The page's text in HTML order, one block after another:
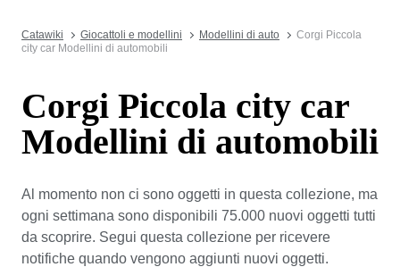
Catawiki Giocattoli e modellini Modellini di auto
Corgi Piccola
city car Modellini di automobili
Corgi Piccola city car
Modellini di automobili
Al momento non ci sono oggetti in questa collezione, ma
ogni settimana sono disponibili 75.000 nuovi oggetti tutti
da scoprire. Segui questa collezione per ricevere
notifiche quando vengono aggiunti nuovi oggetti.